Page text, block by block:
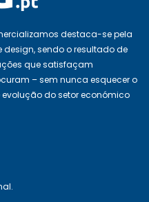
destaca-se pela
sendo o resultado de
que satisfaçam
– sem nunca esquecer o
do setor económico